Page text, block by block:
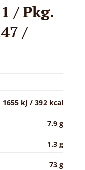
/ Pkg.
/
1655 kJ / 392 kcal
7.9 g
1.3 g
73 g